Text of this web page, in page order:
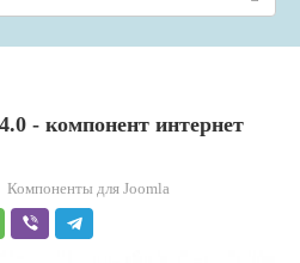
- компонент интернет
Компоненты для Joomla